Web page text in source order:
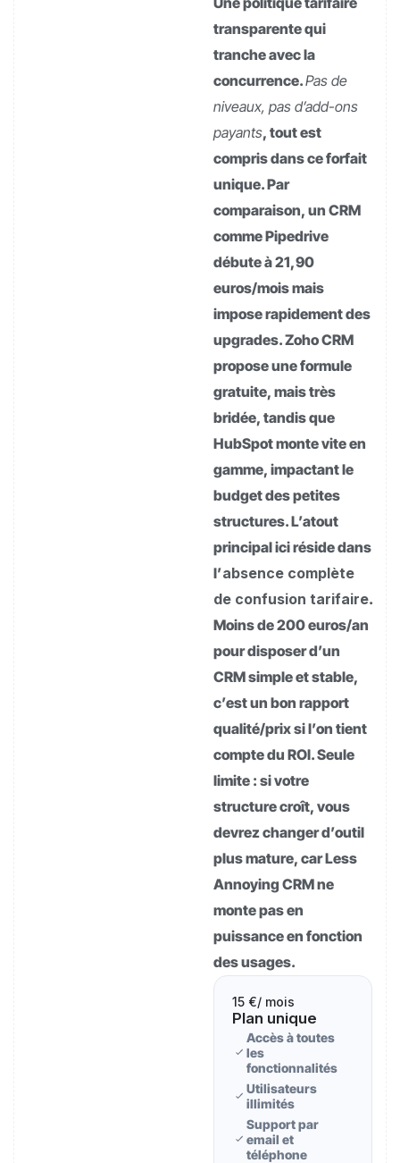
transparente qui
tranche avec la
concurrence.Pas de
niveaux, pas d’add-ons
payants, tout est
compris dans ce forfait
unique. Par
comparaison, un CRM
comme Pipedrive
débute à 21,90
euros/mois mais
impose rapidement des
upgrades. Zoho CRM
propose une formule
gratuite, mais très
bridée, tandis que
HubSpot monte vite en
gamme, impactant le
budget des petites
structures. L’atout
principal ici réside dans
l’absence complète
de confusion tarifaire.
Moins de 200 euros/an
pour disposer d’un
CRM simple et stable,
c’est un bon rapport
qualité/prix si l’on tient
compte du ROI. Seule
limite : si votre
structure croît, vous
devrez changer d’outil
plus mature, car Less
Annoying CRM ne
monte pas en
puissance en fonction
des usages.
15 €/ mois
Plan unique
Accès à toutes
les
fonctionnalités
Utilisateurs
illimités
Support par
email et
téléphone